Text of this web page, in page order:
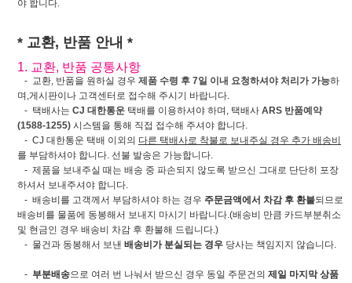
야 합니다.
* 교환, 반품 안내 *
1. 교환, 반품 공통사항
- 교환, 반품을 원하실 경우 제품 수령 후 7일 이내 요청하셔야 처리가 가능하
며,게시판이나 고객센터로 접수해 주시기 바랍니다.
- 택배사는 CJ 대한통운 택배를 이용하셔야 하며, 택배사 ARS 반품예약
(1588-1255) 시스템을 통해 직접 접수해 주셔야 합니다.
- CJ 대한통운 택배 이외의 다른 택배사로 착불로 보내주실 경우 추가 배송비
를 부담하셔야 합니다. 선불 발송은 가능합니다.
- 제품을 보내주실 때는 배송 중 파손되지 않도록 받으신 그대로 단단히 포장
하셔서 보내주셔야 합니다.
- 배송비를 고객께서 부담하셔야 하는 경우 주문금액에서 차감 후 환불되므로
배송비를 물품에 동봉해서 보내지 마시기 바랍니다.(배송비 만큼 카드부분취소
및 현금인 경우 배송비 차감 후 환불해 드립니다.)
- 물건과 동봉해서 보낸 배송비가 분실되는 경우 당사는 책임지지 않습니다.
- 부분배송으로 여러 번 나눠서 받으신 경우 동일 주문건의 제일 마지막 상품